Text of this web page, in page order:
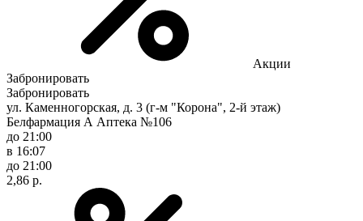
Акции
Забронировать
Забронировать
ул. Каменногорская, д. 3 (г-м "Корона", 2-й этаж)
Белфармация А Аптека №106
до 21:00
в 16:07
до 21:00
2,86 р.